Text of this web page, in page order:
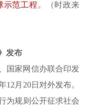
示范工程 。
（时政来
发布
国家网信办联合印发
12月20日对外发布。
为规则公开征求社会